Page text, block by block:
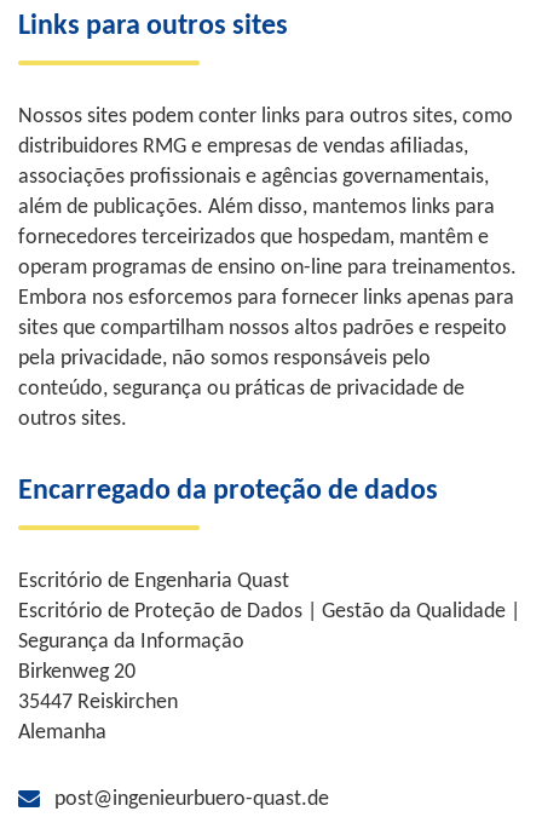
Links para outros sites
Nossos sites podem conter links para outros sites, como
distribuidores RMG e empresas de vendas afiliadas,
associações profissionais e agências governamentais,
além de publicações. Além disso, mantemos links para
fornecedores terceirizados que hospedam, mantêm e
operam programas de ensino on-line para treinamentos.
Embora nos esforcemos para fornecer links apenas para
sites que compartilham nossos altos padrões e respeito
pela privacidade, não somos responsáveis pelo
conteúdo, segurança ou práticas de privacidade de
outros sites.
Encarregado da proteção de dados
Escritório de Engenharia Quast
Escritório de Proteção de Dados | Gestão da Qualidade |
Segurança da Informação
Birkenweg 20
35447 Reiskirchen
Alemanha
post@ingenieurbuero-quast.de